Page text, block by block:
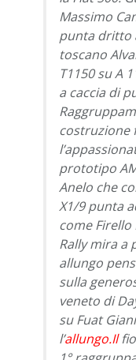
Massimo
punta dritto
toscano
T1150 su A
a caccia di
costruzione
prototipo
Anelo che
X1/9 punta
come Firello
Rally mira a
allungo
sulla
veneto di
su Fuat
l’allungo.Il